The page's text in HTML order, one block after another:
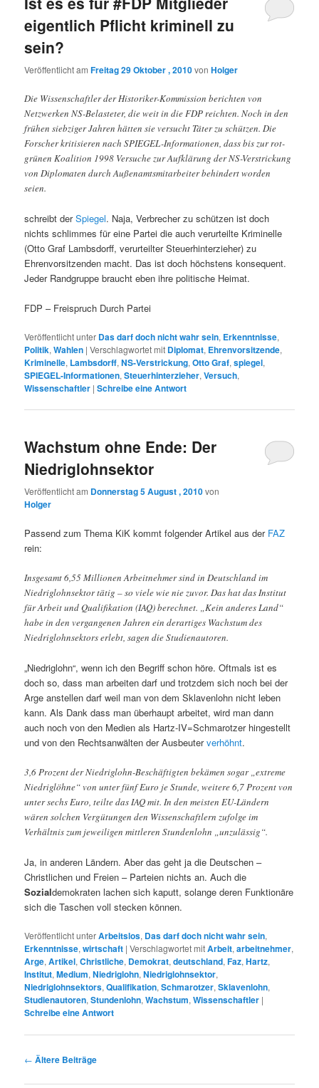
eigentlich Pflicht kriminell zu
sein?
Veröffentlicht amFreitag 29 Oktober , 2010vonHolger
Die Wissenschaftler der Historiker-Kommission berichten von
Netzwerken NS-Belasteter, die weit in die FDP reichten. Noch in den
frühen siebziger Jahren hätten sie versucht Täter zu schützen. Die
Forscher kritisieren nach SPIEGEL-Informationen, dass bis zur rot-
grünen Koalition 1998 Versuche zur Aufklärung der NS-Verstrickung
von Diplomaten durch Außenamtsmitarbeiter behindert worden
seien.
schreibt derSpiegel. Naja, Verbrecher zu schützen ist doch
nichts schlimmes für eine Partei die auch verurteilte Kriminelle
(Otto Graf Lambsdorff, verurteilter Steuerhinterzieher) zu
Ehrenvorsitzenden macht. Das ist doch höchstens konsequent.
Jeder Randgruppe braucht eben ihre politische Heimat.
FDP – Freispruch Durch Partei
Veröffentlicht unter Das darf doch nicht wahr sein, Erkenntnisse,
Politik,Wahlen |Verschlagwortet mit Diplomat, Ehrenvorsitzende,
Kriminelle, Lambsdorff,NS-Verstrickung,Otto Graf,spiegel,
SPIEGEL-Informationen,Steuerhinterzieher,Versuch,
Wissenschaftler |Schreibe eine Antwort
Wachstum ohne Ende: Der
Niedriglohnsektor
Veröffentlicht am Donnerstag 5 August , 2010von
Holger
Passend zum Thema KiK kommt folgender Artikel aus der FAZ
rein:
Insgesamt 6,55 Millionen Arbeitnehmer sind in Deutschland im
Niedriglohnsektor tätig – so viele wie nie zuvor. Das hat das Institut
für Arbeit und Qualifikation (IAQ) berechnet. „Kein anderes Land“
habe in den vergangenen Jahren ein derartiges Wachstum des
Niedriglohnsektors erlebt, sagen die Studienautoren.
„Niedriglohn“, wenn ich den Begriff schon höre. Oftmals ist es
doch so, dass man arbeiten darf und trotzdem sich noch bei der
Arge anstellen darf weil man von dem Sklavenlohn nicht leben
kann. Als Dank dass man überhaupt arbeitet, wird man dann
auch noch von den Medien als Hartz-IV=Schmarotzer hingestellt
und von den Rechtsanwälten der Ausbeuterverhöhnt.
3,6 Prozent der Niedriglohn-Beschäftigten bekämen sogar „extreme
Niedriglöhne“ von unter fünf Euro je Stunde, weitere 6,7 Prozent von
unter sechs Euro, teilte das IAQ mit. In den meisten EU-Ländern
wären solchen Vergütungen den Wissenschaftlern zufolge im
Verhältnis zum jeweiligen mittleren Stundenlohn „unzulässig“.
Ja, in anderen Ländern. Aber das geht ja die Deutschen –
Christlichen und Freien – Parteien nichts an. Auch die
Sozialdemokraten lachen sich kaputt, solange deren Funktionäre
sich die Taschen voll stecken können.
Veröffentlicht unterArbeitslos, Das darf doch nicht wahr sein,
Erkenntnisse,wirtschaft |Verschlagwortet mitArbeit,arbeitnehmer,
Arge,Artikel,Christliche, Demokrat,deutschland,Faz,Hartz,
Institut,Medium,Niedriglohn,Niedriglohnsektor,
Niedriglohnsektors,Qualifikation,Schmarotzer,Sklavenlohn,
Studienautoren,Stundenlohn,Wachstum,Wissenschaftler |
Schreibe eine Antwort
Beitrags-
← Ältere Beiträge